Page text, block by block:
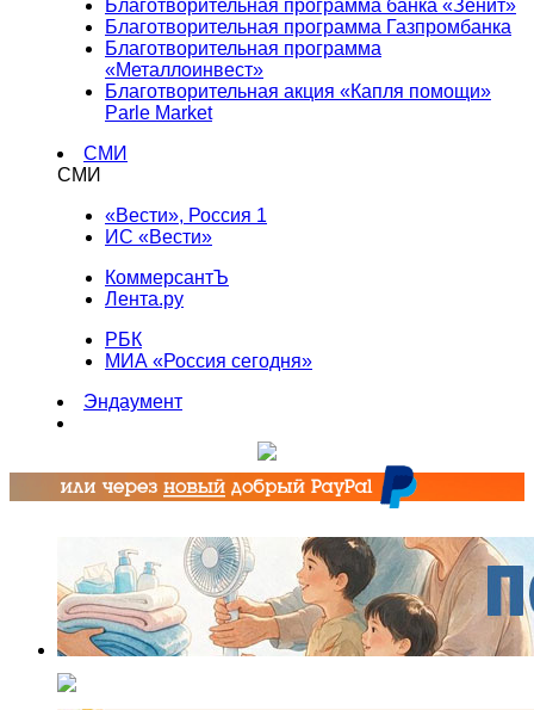
Благотворительная программа банка «Зенит»
Благотворительная программа Газпромбанка
Благотворительная программа
«Металлоинвест»
Благотворительная акция «Капля помощи»
Parle Market
СМИ
СМИ
«Вести», Россия 1
ИС «Вести»
КоммерсантЪ
Лента.ру
РБК
МИА «Россия сегодня»
Эндаумент